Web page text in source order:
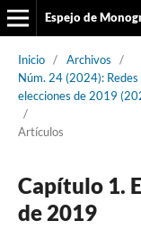
Espejo de
Inicio / Archivos
/
Núm. 24 (2024): Redes
elecciones de 2019
/
Artículos
Capítulo 1.
de 2019